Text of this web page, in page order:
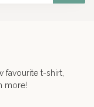
favourite t-shirt,
more!